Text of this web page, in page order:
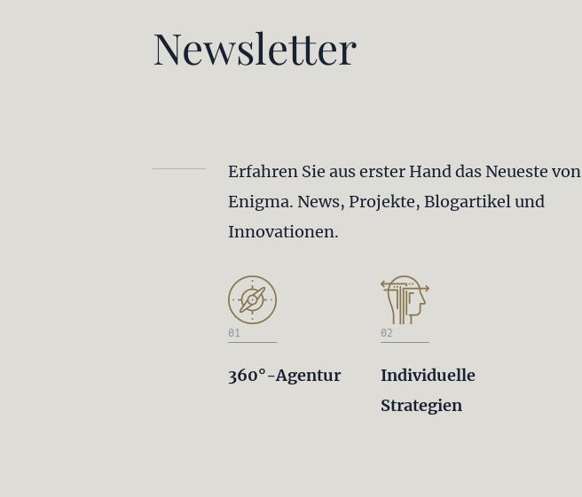
Newsletter
Erfahren Sie aus erster Hand das Neueste von
Enigma. News, Projekte, Blogartikel und
Innovationen.
01
360°-Agentur
02
Individuelle
Strategien